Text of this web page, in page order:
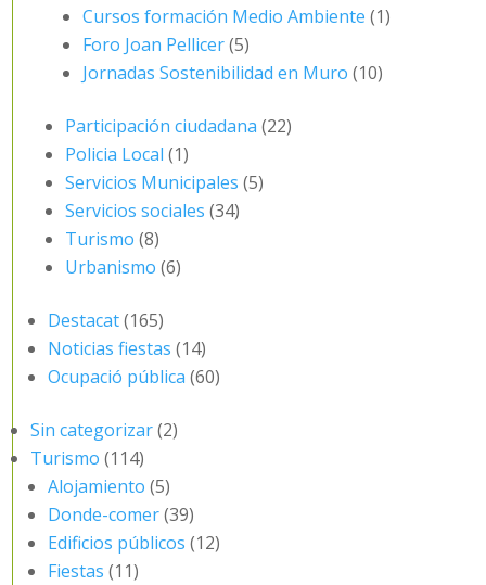
Cursos formación Medio Ambiente (1)
Foro Joan Pellicer(5)
Jornadas Sostenibilidad en Muro (10)
Participación ciudadana (22)
Policia Local (1)
Servicios Municipales (5)
Servicios sociales (34)
Turismo (8)
Urbanismo (6)
Destacat(165)
Noticias fiestas (14)
Ocupació pública (60)
Sin categorizar(2)
Turismo (114)
Alojamiento (5)
Donde-comer(39)
Edificios públicos (12)
Fiestas (11)